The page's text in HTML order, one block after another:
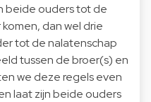
beide ouders tot de
dan wel drie
tot de nalatenschap
tussen de broer(s) en
we deze regels even
laat zijn beide ouders